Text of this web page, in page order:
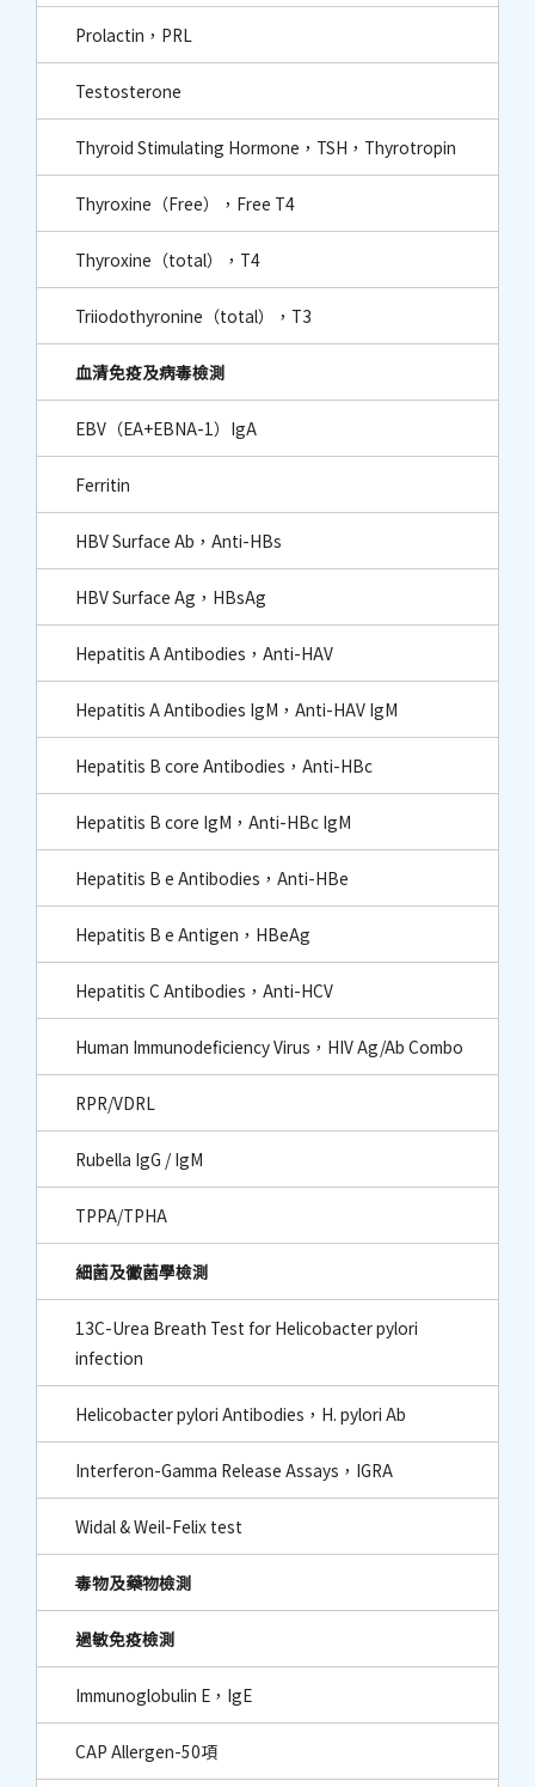
Prolactin，PRL
Testosterone
Thyroid Stimulating Hormone，TSH，Thyrotropin
Thyroxine（Free），Free T4
Thyroxine（total），T4
Triiodothyronine（total），T3
血清免疫及病毒檢測
EBV（EA+EBNA-1）IgA
Ferritin
HBV Surface Ab，Anti-HBs
HBV Surface Ag，HBsAg
Hepatitis A Antibodies，Anti-HAV
Hepatitis A Antibodies IgM，Anti-HAV IgM
Hepatitis B core Antibodies，Anti-HBc​
Hepatitis B core IgM，Anti-HBc IgM​
Hepatitis B e Antibodies，Anti-HBe
Hepatitis B e Antigen，HBeAg
Hepatitis C Antibodies，Anti-HCV
Human Immunodeficiency Virus，HIV Ag/Ab Combo
RPR/VDRL
Rubella IgG / IgM
TPPA/TPHA
細菌及黴菌學檢測
13C-Urea Breath Test for Helicobacter pylori
infection
Helicobacter pylori Antibodies，H. pylori Ab
Interferon-Gamma Release Assays，IGRA
Widal & Weil-Felix test
毒物及藥物檢測
過敏免疫檢測
Immunoglobulin E，IgE
CAP Allergen-50項